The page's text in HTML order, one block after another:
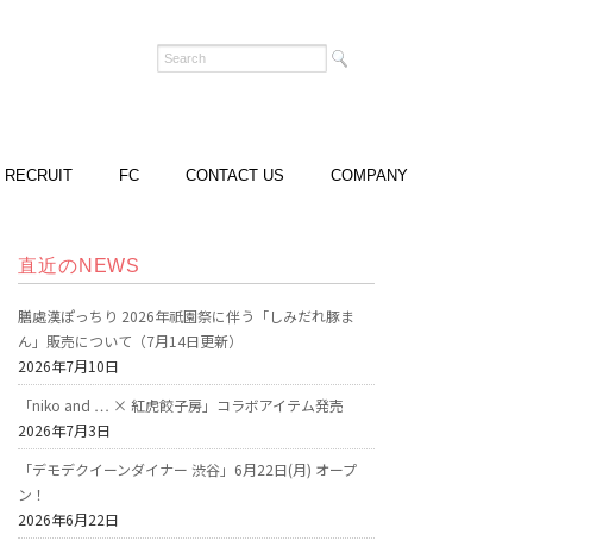
RECRUIT FC CONTACT US COMPANY
直近のNEWS
膳處漢ぽっちり 2026年祇園祭に伴う「しみだれ豚ま
ん」販売について（7月14日更新）
2026年7月10日
「niko and … × 紅虎餃子房」コラボアイテム発売
2026年7月3日
「デモデクイーンダイナー 渋谷」6月22日(月) オープ
ン！
2026年6月22日